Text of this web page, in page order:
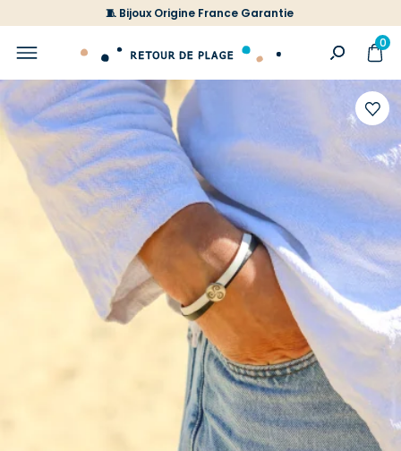
🧵 Bijoux Origine France Garantie
0
à
liste